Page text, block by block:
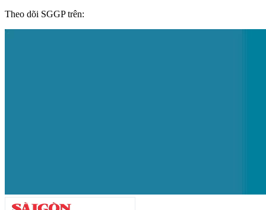
Theo dõi SGGP trên: